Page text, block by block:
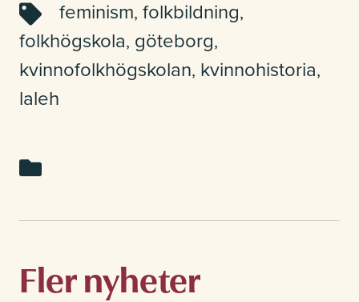
feminism, folkbildning,
folkhögskola, göteborg,
kvinnofolkhögskolan, kvinnohistoria,
laleh
Fler nyheter